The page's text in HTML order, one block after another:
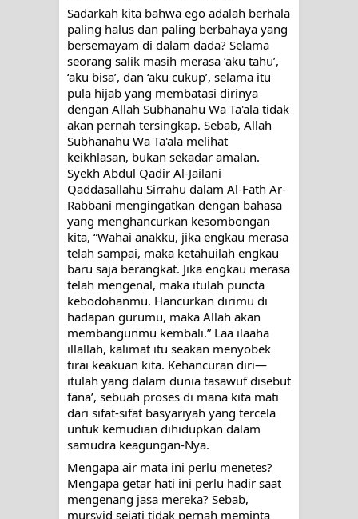
Sadarkah kita bahwa ego adalah berhala
paling halus dan paling berbahaya yang
bersemayam di dalam dada? Selama
seorang salik masih merasa ‘aku tahu’,
‘aku bisa’, dan ‘aku cukup’, selama itu
pula hijab yang membatasi dirinya
dengan Allah Subhanahu Wa Ta'ala tidak
akan pernah tersingkap. Sebab, Allah
Subhanahu Wa Ta'ala melihat
keikhlasan, bukan sekadar amalan.
Syekh Abdul Qadir Al-Jailani
Qaddasallahu Sirrahu dalam Al-Fath Ar-
Rabbani mengingatkan dengan bahasa
yang menghancurkan kesombongan
kita, “Wahai anakku, jika engkau merasa
telah sampai, maka ketahuilah engkau
baru saja berangkat. Jika engkau merasa
telah mengenal, maka itulah puncta
kebodohanmu. Hancurkan dirimu di
hadapan gurumu, maka Allah akan
membangunmu kembali.” Laa ilaaha
illallah, kalimat itu seakan menyobek
tirai keakuan kita. Kehancuran diri—
itulah yang dalam dunia tasawuf disebut
fana’, sebuah proses di mana kita mati
dari sifat-sifat basyariyah yang tercela
untuk kemudian dihidupkan dalam
samudra keagungan-Nya.
Mengapa air mata ini perlu menetes?
Mengapa getar hati ini perlu hadir saat
mengenang jasa mereka? Sebab,
mursyid sejati tidak pernah meminta